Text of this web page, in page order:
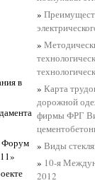
в
Форум
»
»
»Карта
дорожной
фирмы ФРГ
»Виды
» 10-я
2012